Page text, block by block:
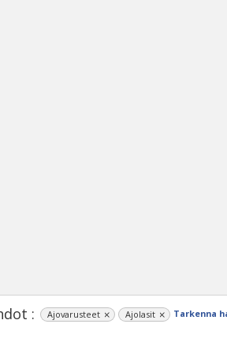
: Ajovarusteet Ajolasit Tarkenna